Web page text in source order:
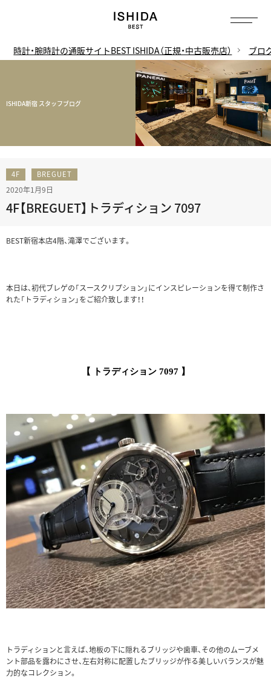
時計・腕時計の通販サイトBEST ISHIDA（正規・中古販売店） ブロ
ISHIDA新宿 スタッフブログ
4F BREGUET
2020年1月9日
4F【BREGUET】トラディション 7097
BEST新宿本店4階、滝澤でございます。
本日は、初代ブレゲの「スースクリプション」にインスピレーションを得て制作さ
れた「トラディション」をご紹介致します！！
【 トラディション 7097 】
トラディションと言えば、地板の下に隠れるブリッジや歯車、その他のムーブメ
ント部品を露わにさせ、左右対称に配置したブリッジが作る美しいバランスが魅
力的なコレクション。